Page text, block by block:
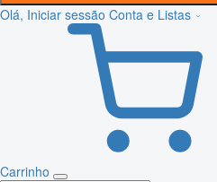
Olá, Iniciar sessão Conta e Listas
Carrinho